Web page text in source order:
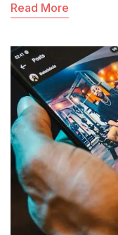
Read More